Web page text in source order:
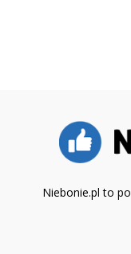
Niebonie.pl to